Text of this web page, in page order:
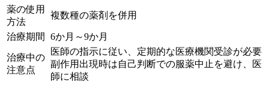
薬の使用
方法
複数種の薬剤を併用
治療期間 6か月～9か月
治療中の
注意点
医師の指示に従い、定期的な医療機関受診が必要
副作用出現時は自己判断での服薬中止を避け、医
師に相談